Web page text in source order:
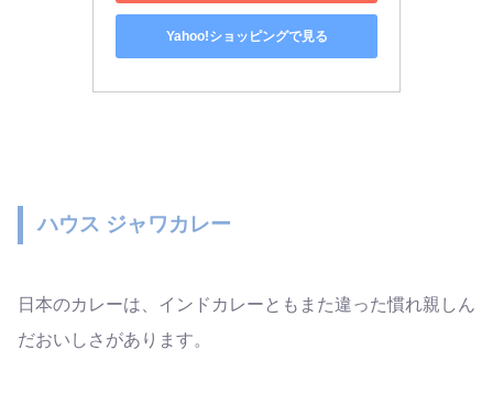
Yahoo!ショッピングで見る
ハウス ジャワカレー
日本のカレーは、インドカレーともまた違った慣れ親しん
だおいしさがあります。